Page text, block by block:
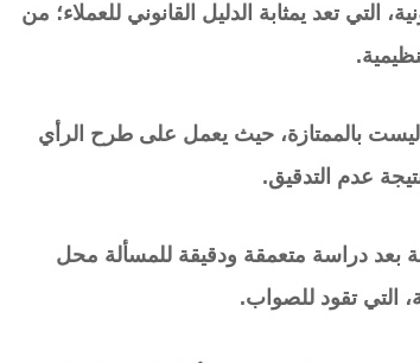
التي تعد يمثابة الدليل القانوني للعملاء؛ من
ليست بالممتازة، حيث يعمل على طرح الرأي
عدم التدقيق.
بعد دراسة متعمقة ودقيقة للمسألة محل
التي تقود للصواب.